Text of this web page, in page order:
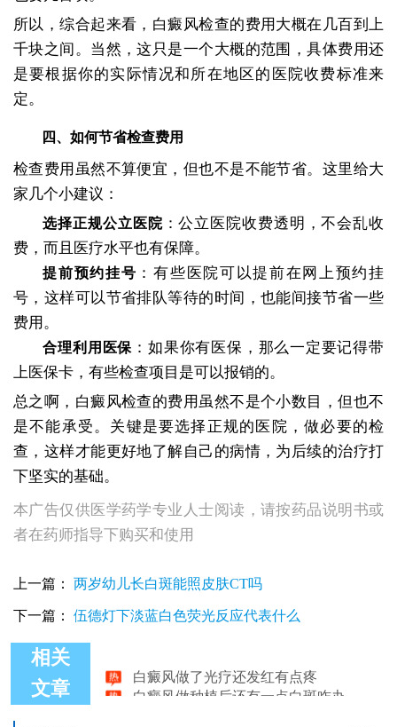
所以，综合起来看，白癜风检查的费用大概在几百到上
千块之间。当然，这只是一个大概的范围，具体费用还
是要根据你的实际情况和所在地区的医院收费标准来
定。
四、如何节省检查费用
检查费用虽然不算便宜，但也不是不能节省。这里给大
家几个小建议：
选择正规公立医院：公立医院收费透明，不会乱收
费，而且医疗水平也有保障。
提前预约挂号 ：有些医院可以提前在网上预约挂
号，这样可以节省排队等待的时间，也能间接节省一些
费用。
合理利用医保 ：如果你有医保，那么一定要记得带
上医保卡，有些检查项目是可以报销的。
总之啊，白癜风检查的费用虽然不是个小数目，但也不
是不能承受。关键是要选择正规的医院，做必要的检
查，这样才能更好地了解自己的病情，为后续的治疗打
下坚实的基础。
本广告仅供医学药学专业人士阅读，请按药品说明书或
者在药师指导下购买和使用
上一篇： 两岁幼儿长白斑能照皮肤CT吗
下一篇： 伍德灯下淡蓝白色荧光反应代表什么
相关
文章
白癜风做种植后还有一点白斑咋办
男性白癜风做黑色素治疗哪里好